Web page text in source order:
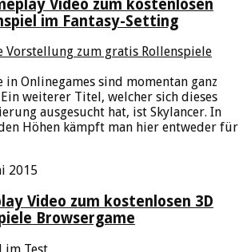
Video zum kostenlosen
im Fantasy-Setting
in Onlinegames sind momentan ganz
weiterer Titel, welcher sich dieses
ausgesucht hat, ist Skylancer. In
Höhen kämpft man hier entweder für
2015
Video zum kostenlosen 3D
Browsergame